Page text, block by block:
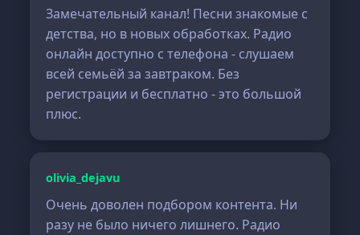
Замечательный канал! Песни знакомые с
детства, но в новых обработках. Радио
онлайн доступно с телефона - слушаем
всей семьёй за завтраком. Без
регистрации и бесплатно - это большой
плюс.
olivia_dejavu
Очень доволен подбором контента. Ни
разу не было ничего лишнего. Радио